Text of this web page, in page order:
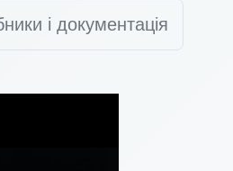
і документація